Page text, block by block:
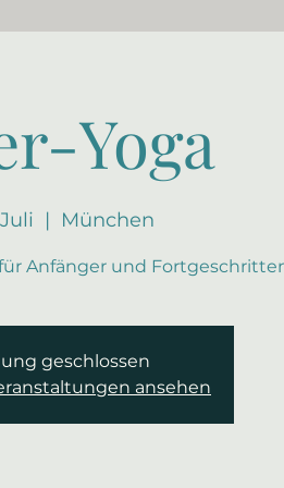
Yoga
  |
München
Anfänger und
geschlossen
ansehen